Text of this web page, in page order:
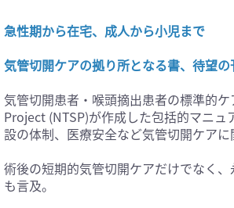
臨床医学:内科系(407) 臨床医
自然科学(25) 看護学
栄養学(0) 薬学(7)
医学一般(91) マルチ
急性期から在宅、成人から小児まで
気管切開ケアの拠り所となる書、待望の
気管切開患者・喉頭摘出患者の標準的
Project (NTSP)が作成した包括的マニ
設の体制、医療安全など気管切開ケア
術後の短期的気管切開ケアだけでなく
も言及。